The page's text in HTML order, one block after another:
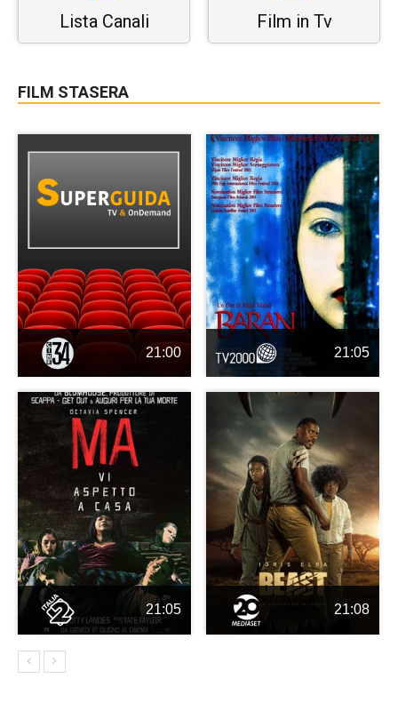
Lista Canali Film in Tv
FILM STASERA
21:00 21:05
21:05 21:08